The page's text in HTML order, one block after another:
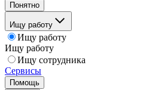
Понятно
Ищу работу
Ищу работу
Ищу работу
Ищу сотрудника
Сервисы
Помощь